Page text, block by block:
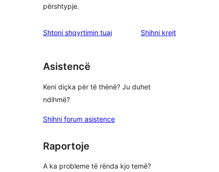
përshtypje.
Shtoni shqyrtimin tuaj Shihni krejtshqyrtimet
Asistencë
Keni diçka për të thënë? Ju duhet
ndihmë?
Shihni forum asistence
Raportoje
A ka probleme të rënda kjo temë?